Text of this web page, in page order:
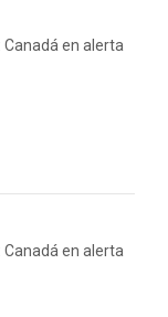
Canadá en alerta
Canadá en alerta